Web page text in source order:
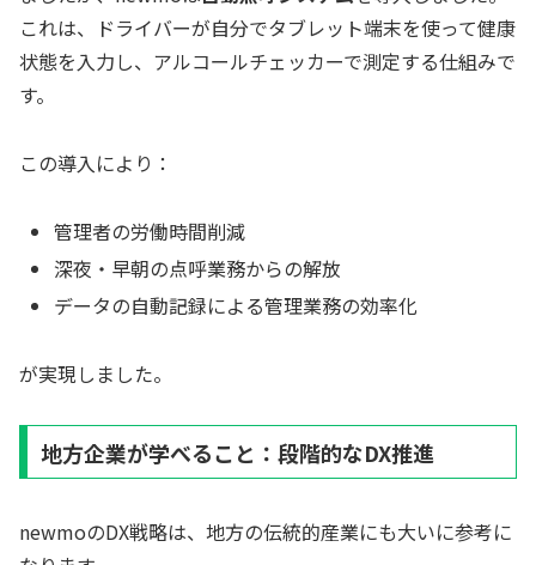
これは、ドライバーが自分でタブレット端末を使って健康
状態を入力し、アルコールチェッカーで測定する仕組みで
す。
この導入により：
管理者の労働時間削減
深夜・早朝の点呼業務からの解放
データの自動記録による管理業務の効率化
が実現しました。
地方企業が学べること：段階的なDX推進
newmoのDX戦略は、地方の伝統的産業にも大いに参考に